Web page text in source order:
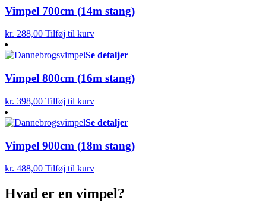
Vimpel 700cm (14m stang)
kr. 288,00 Tilføj til kurv
Se detaljer
Vimpel 800cm (16m stang)
kr. 398,00 Tilføj til kurv
Se detaljer
Vimpel 900cm (18m stang)
kr. 488,00 Tilføj til kurv
Hvad er en vimpel?